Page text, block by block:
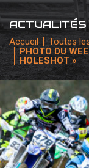
ACTUALITÉS
Accueil
Toutes
PHOTO DU
HOLESHOT »